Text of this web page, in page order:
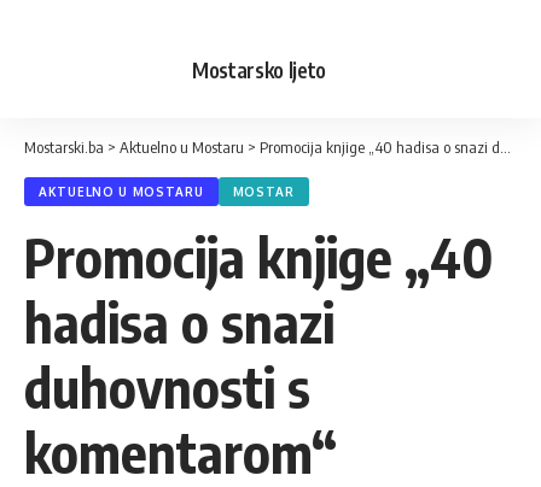
Mostarsko ljeto
Mostarski.ba > Aktuelno u Mostaru > Promocija knjige „40 hadisa o snazi duhovnosti s komentarom“
AKTUELNO U MOSTARU MOSTAR
Promocija knjige „40
hadisa o snazi
duhovnosti s
komentarom“